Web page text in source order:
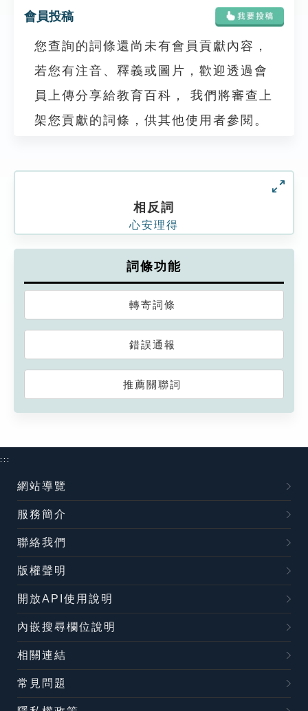
會員投稿
您查詢的詞條還尚未有會員貢獻內容，
若您有注音、釋義或圖片，歡迎透過會
員上傳分享給教育百科， 我們將審查上
架您貢獻的詞條，供其他使用者參閱。
相反詞
心安理得
詞條功能
轉寄詞條
錯誤通報
推薦關聯詞
:::
網站導覽
服務簡介
聯絡我們
版權聲明
開放API使用說明
內嵌搜尋欄位說明
相關連結
常見問題